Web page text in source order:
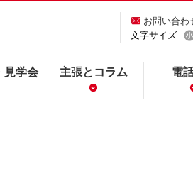
お問い合わ
文字サイズ
見学会 主張とコラム 電